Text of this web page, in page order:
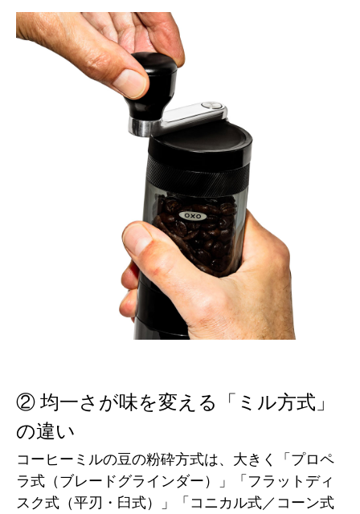
② 均一さが味を変える「ミル方式」
の違い
コーヒーミルの豆の粉砕方式は、大きく「プロペ
ラ式（ブレードグラインダー）」「フラットディ
スク式（平刃・臼式）」「コニカル式／コーン式